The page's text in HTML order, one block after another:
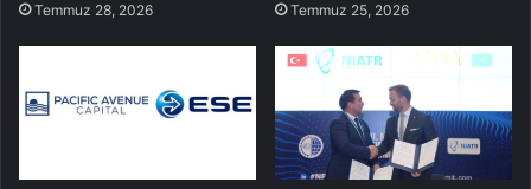
Temmuz 28, 2026 Temmuz 25, 2026